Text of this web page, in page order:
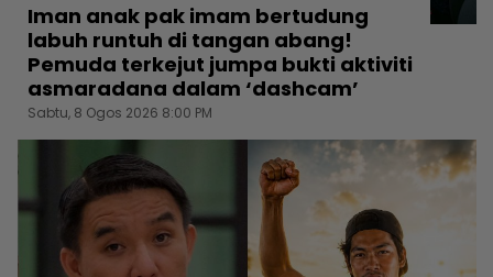
Iman anak pak imam bertudung
labuh runtuh di tangan abang!
Pemuda terkejut jumpa bukti aktiviti
asmaradana dalam ‘dashcam’
Sabtu, 8 Ogos 2026 8:00 PM